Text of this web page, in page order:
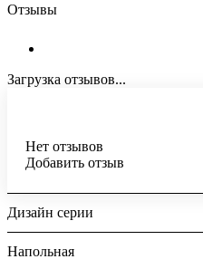
Отзывы
Загрузка отзывов...
Нет отзывов
Добавить отзыв
Дизайн серии
Напольная